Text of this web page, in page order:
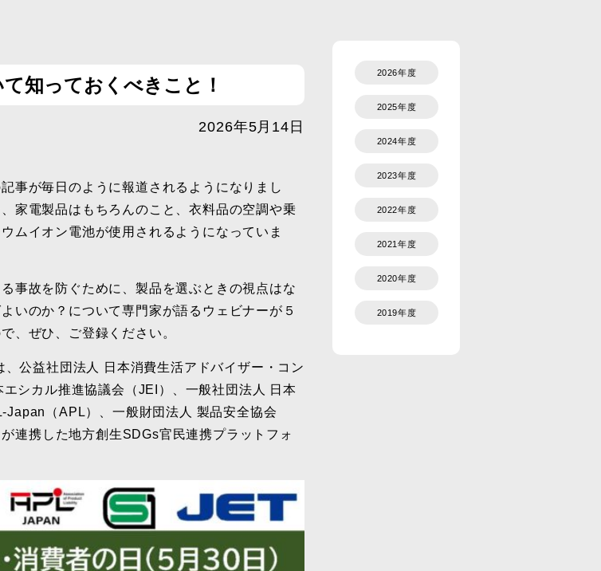
知っておくべきこと！
2026年5月14日
事が毎日のように報道されるようになりまし
家電製品はもちろんのこと、衣料品の空調や乗
ムイオン電池が使用されるようになっていま
事故を防ぐために、製品を選ぶときの視点はな
いのか？について専門家が語るウェビナーが５
、ぜひ、ご登録ください。
公益社団法人 日本消費生活アドバイザー・コン
エシカル推進協議会（JEI）、一般社団法人 日本
（APL）
、一般財団法人 製品安全協会
連携した地方創生SDGs官民連携プラットフォ
2026年度
2025年度
2024年度
2023年度
2022年度
2021年度
2020年度
2019年度